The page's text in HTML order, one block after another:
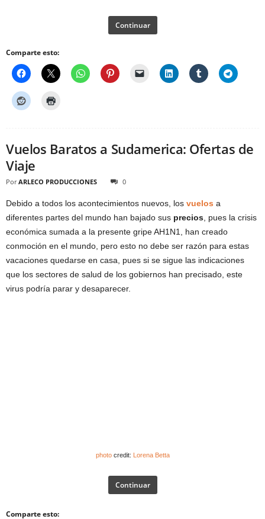
Continuar
Comparte esto:
Vuelos Baratos a Sudamerica: Ofertas de
Viaje
Por ARLECO PRODUCCIONES 0
Debido a todos los acontecimientos nuevos, los vuelos a
diferentes partes del mundo han bajado sus precios , pues la crisis
económica sumada a la presente gripe AH1N1, han creado
conmoción en el mundo, pero esto no debe ser razón para estas
vacaciones quedarse en casa, pues si se sigue las indicaciones
que los sectores de salud de los gobiernos han precisado, este
virus podría parar y desaparecer.
photocredit: Lorena Betta
Continuar
Comparte esto: